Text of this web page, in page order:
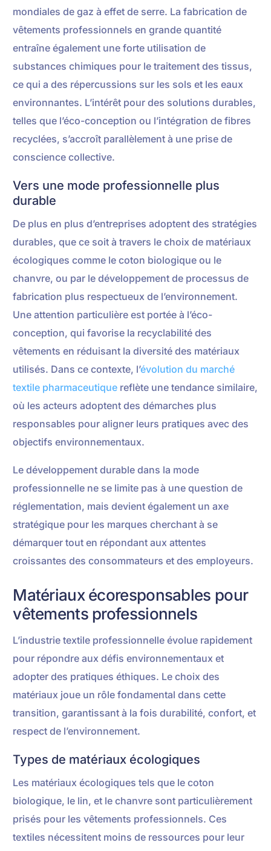
mondiales de gaz à effet de serre. La fabrication de
vêtements professionnels en grande quantité
entraîne également une forte utilisation de
substances chimiques pour le traitement des tissus,
ce qui a des répercussions sur les sols et les eaux
environnantes. L’intérêt pour des solutions durables,
telles que l’éco-conception ou l’intégration de fibres
recyclées, s’accroît parallèlement à une prise de
conscience collective.
Vers une mode professionnelle plus
durable
De plus en plus d’entreprises adoptent des stratégies
durables, que ce soit à travers le choix de matériaux
écologiques comme le coton biologique ou le
chanvre, ou par le développement de processus de
fabrication plus respectueux de l’environnement.
Une attention particulière est portée à l’éco-
conception, qui favorise la recyclabilité des
vêtements en réduisant la diversité des matériaux
utilisés. Dans ce contexte, l’évolution du marché
textile pharmaceutique reflète une tendance similaire,
où les acteurs adoptent des démarches plus
responsables pour aligner leurs pratiques avec des
objectifs environnementaux.
Le développement durable dans la mode
professionnelle ne se limite pas à une question de
réglementation, mais devient également un axe
stratégique pour les marques cherchant à se
démarquer tout en répondant aux attentes
croissantes des consommateurs et des employeurs.
Matériaux écoresponsables pour
vêtements professionnels
L’industrie textile professionnelle évolue rapidement
pour répondre aux défis environnementaux et
adopter des pratiques éthiques. Le choix des
matériaux joue un rôle fondamental dans cette
transition, garantissant à la fois durabilité, confort, et
respect de l’environnement.
Types de matériaux écologiques
Les matériaux écologiques tels que le coton
biologique, le lin, et le chanvre sont particulièrement
prisés pour les vêtements professionnels. Ces
textiles nécessitent moins de ressources pour leur